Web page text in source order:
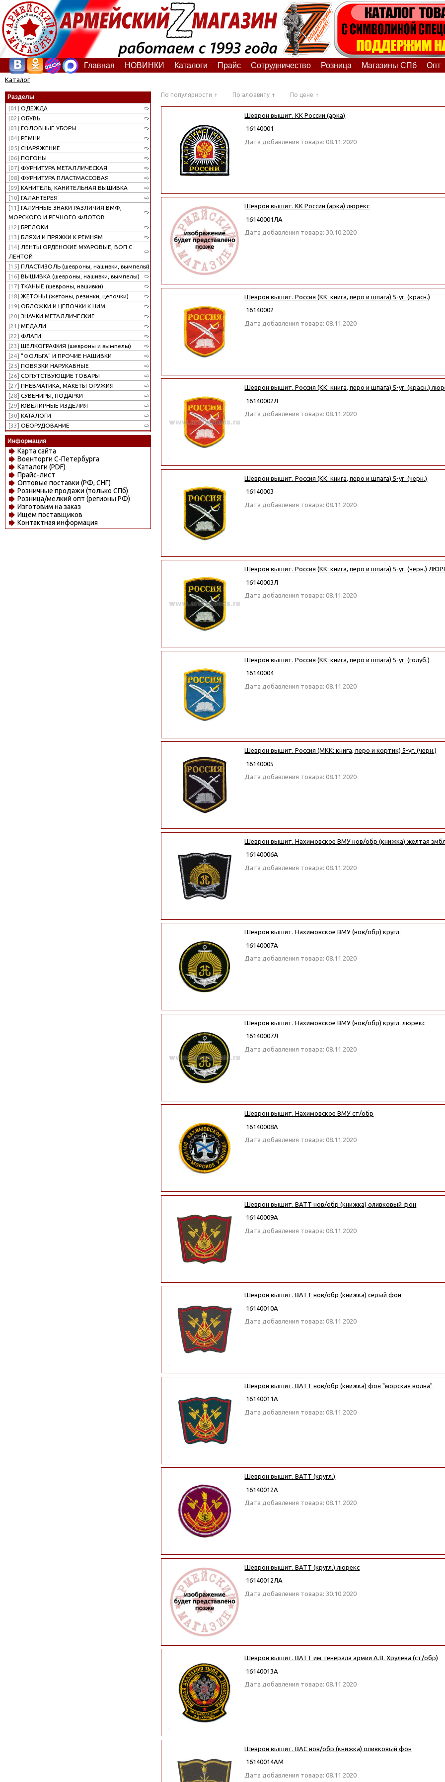
Главная НОВИНКИ Каталоги Прайс Сотрудничество Розница Магазины СПб Опт
Каталог
Разделы
[01] ОДЕЖДА
[02] ОБУВЬ
[03] ГОЛОВНЫЕ УБОРЫ
[04] РЕМНИ
[05] СНАРЯЖЕНИЕ
[06] ПОГОНЫ
[07] ФУРНИТУРА МЕТАЛЛИЧЕСКАЯ
[08] ФУРНИТУРА ПЛАСТМАССОВАЯ
[09] КАНИТЕЛЬ, КАНИТЕЛЬНАЯ ВЫШИВКА
[10] ГАЛАНТЕРЕЯ
[11] ГАЛУННЫЕ ЗНАКИ РАЗЛИЧИЯ ВМФ,
МОРСКОГО И РЕЧНОГО ФЛОТОВ
[12] БРЕЛОКИ
[13] БЛЯХИ И ПРЯЖКИ К РЕМНЯМ
[14] ЛЕНТЫ ОРДЕНСКИЕ МУАРОВЫЕ, ВОП С
ЛЕНТОЙ
[15] ПЛАСТИЗОЛЬ (шевроны, нашивки, вымпелы)
[16] ВЫШИВКА (шевроны, нашивки, вымпелы)
[17] ТКАНЫЕ (шевроны, нашивки)
[18] ЖЕТОНЫ (жетоны, резинки, цепочки)
[19] ОБЛОЖКИ И ЦЕПОЧКИ К НИМ
[20] ЗНАЧКИ МЕТАЛЛИЧЕСКИЕ
[21] МЕДАЛИ
[22] ФЛАГИ
[23] ШЕЛКОГРАФИЯ (шевроны и вымпелы)
[24] "ФОЛЬГА" И ПРОЧИЕ НАШИВКИ
[25] ПОВЯЗКИ НАРУКАВНЫЕ
[26] СОПУТСТВУЮЩИЕ ТОВАРЫ
[27] ПНЕВМАТИКА, МАКЕТЫ ОРУЖИЯ
[28] СУВЕНИРЫ, ПОДАРКИ
[29] ЮВЕЛИРНЫЕ ИЗДЕЛИЯ
[30] КАТАЛОГИ
[33] ОБОРУДОВАНИЕ
Информация
Карта сайта
Военторги С-Петербурга
Каталоги (PDF)
Прайс-лист
Оптовые поставки (РФ, СНГ)
Розничные продажи (только СПб)
Розница/мелкий опт (регионы РФ)
Изготовим на заказ
Ищем поставщиков
Контактная информация
По популярности По алфавиту По цене
Шеврон вышит. КК России (арка)
16140001
Дата добавления товара: 08.11.2020
Шеврон вышит. КК России (арка) люрекс
16140001ЛА
Дата добавления товара: 30.10.2020
Шеврон вышит. Россия (КК: книга, перо и шпага) 5-уг. (красн.)
16140002
Дата добавления товара: 08.11.2020
Шеврон вышит. Россия (КК: книга, перо и шпага) 5-уг. (красн.)
16140002Л
Дата добавления товара: 08.11.2020
Шеврон вышит. Россия (КК: книга, перо и шпага) 5-уг. (черн.)
16140003
Дата добавления товара: 08.11.2020
Шеврон вышит. Россия (КК: книга, перо и шпага) 5-уг. (черн.)
16140003Л
Дата добавления товара: 08.11.2020
Шеврон вышит. Россия (КК: книга, перо и шпага) 5-уг. (голуб.)
16140004
Дата добавления товара: 08.11.2020
Шеврон вышит. Россия (МКК: книга, перо и кортик) 5-уг. (черн.)
16140005
Дата добавления товара: 08.11.2020
Шеврон вышит. Нахимовское ВМУ нов/обр (книжка) желтая
16140006А
Дата добавления товара: 08.11.2020
Шеврон вышит. Нахимовское ВМУ (нов/обр) кругл.
16140007А
Дата добавления товара: 08.11.2020
Шеврон вышит. Нахимовское ВМУ (нов/обр) кругл. люрекс
16140007Л
Дата добавления товара: 08.11.2020
Шеврон вышит. Нахимовское ВМУ ст/обр
16140008А
Дата добавления товара: 08.11.2020
Шеврон вышит. ВАТТ нов/обр (книжка) оливковый фон
16140009А
Дата добавления товара: 08.11.2020
Шеврон вышит. ВАТТ нов/обр (книжка) серый фон
16140010А
Дата добавления товара: 08.11.2020
Шеврон вышит. ВАТТ нов/обр (книжка) фон "морская волна"
16140011А
Дата добавления товара: 08.11.2020
Шеврон вышит. ВАТТ (кругл.)
16140012А
Дата добавления товара: 08.11.2020
Шеврон вышит. ВАТТ (кругл.) люрекс
16140012ЛА
Дата добавления товара: 30.10.2020
Шеврон вышит. ВАТТ им. генерала армии А.В. Хрулева (ст/обр)
16140013А
Дата добавления товара: 08.11.2020
Шеврон вышит. ВАС нов/обр (книжка) оливковый фон
16140014АМ
Дата добавления товара: 08.11.2020